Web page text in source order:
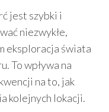
jest szybki i
niezwykłe,
eksploracja świata
To wpływa na
na to, jak
kolejnych lokacji.